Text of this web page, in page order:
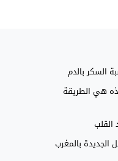
مرسوم مدونة التغطية
السكر بالدم
هي الطريقة
بالمغرب